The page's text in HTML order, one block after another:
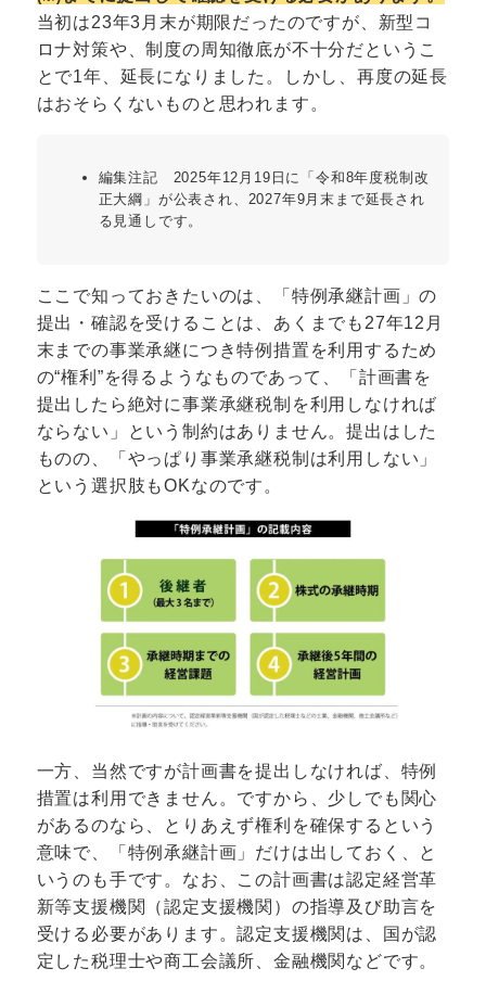
当初は23年3月末が期限だったのですが、新型コ
ロナ対策や、制度の周知徹底が不十分だというこ
とで1年、延長になりました。しかし、再度の延長
はおそらくないものと思われます。
編集注記 2025年12月19日に「令和8年度税制改
正大綱」が公表され、2027年9月末まで延長され
る見通しです。
ここで知っておきたいのは、「特例承継計画」の
提出・確認を受けることは、あくまでも27年12月
末までの事業承継につき特例措置を利用するため
の“権利”を得るようなものであって、「計画書を
提出したら絶対に事業承継税制を利用しなければ
ならない」という制約はありません。提出はした
ものの、「やっぱり事業承継税制は利用しない」
という選択肢もOKなのです。
一方、当然ですが計画書を提出しなければ、特例
措置は利用できません。ですから、少しでも関心
があるのなら、とりあえず権利を確保するという
意味で、「特例承継計画」だけは出しておく、と
いうのも手です。なお、この計画書は認定経営革
新等支援機関（認定支援機関）の指導及び助言を
受ける必要があります。認定支援機関は、国が認
定した税理士や商工会議所、金融機関などです。